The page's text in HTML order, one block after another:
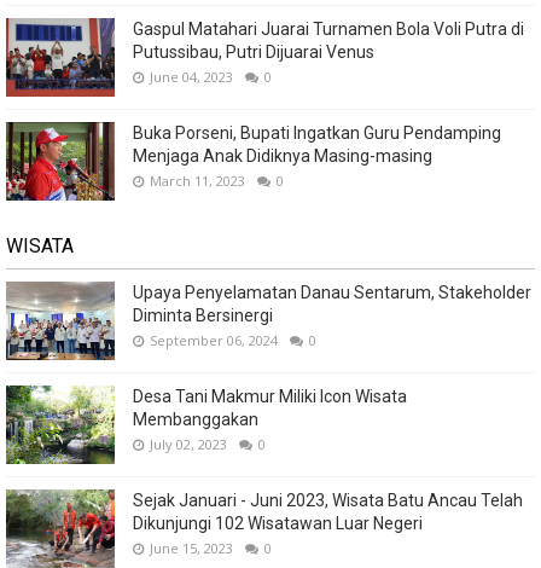
Gaspul Matahari Juarai Turnamen Bola Voli Putra di
Putussibau, Putri Dijuarai Venus
June 04, 2023 0
Buka Porseni, Bupati Ingatkan Guru Pendamping
Menjaga Anak Didiknya Masing-masing
March 11, 2023 0
WISATA
Upaya Penyelamatan Danau Sentarum, Stakeholder
Diminta Bersinergi
September 06, 2024 0
Desa Tani Makmur Miliki Icon Wisata
Membanggakan
July 02, 2023 0
Sejak Januari - Juni 2023, Wisata Batu Ancau Telah
Dikunjungi 102 Wisatawan Luar Negeri
June 15, 2023 0